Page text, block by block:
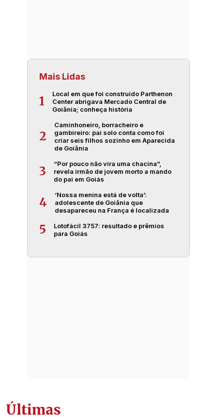
Mais Lidas
1
Local em que foi construído Parthenon
Center abrigava Mercado Central de
Goiânia; conheça história
2
Caminhoneiro, borracheiro e
gambireiro: pai solo conta como foi
criar seis filhos sozinho em Aparecida
de Goiânia
3
“Por pouco não vira uma chacina”,
revela irmão de jovem morto a mando
do pai em Goiás
4
‘Nossa menina está de volta’:
adolescente de Goiânia que
desapareceu na França é localizada
5
Lotofácil 3757: resultado e prêmios
para Goiás
Últimas